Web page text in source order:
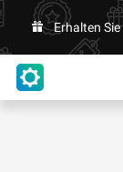
Erhalten